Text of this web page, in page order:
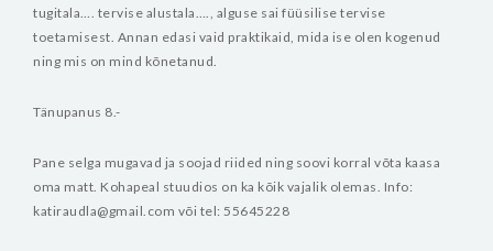
tugitala…. tervise alustala…., alguse sai füüsilise tervise
toetamisest. Annan edasi vaid praktikaid, mida ise olen kogenud
ning mis on mind kõnetanud.
Tänupanus 8.-
Pane selga mugavad ja soojad riided ning soovi korral võta kaasa
oma matt. Kohapeal stuudios on ka kõik vajalik olemas. Info:
katiraudla@gmail.com või tel: 55645228